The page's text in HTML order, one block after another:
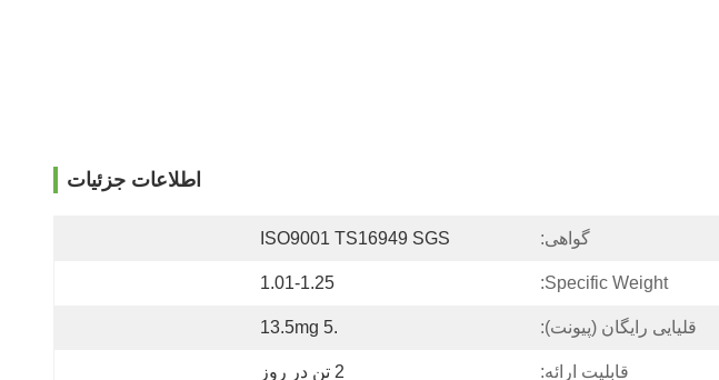
اطلاعات جزئیات
گواهی: ISO9001 TS16949 SGS
Specific Weight:
1.01-1.25
قلیایی رایگان (پیونت): .5 13.5mg
قابلیت ارائه: 2 تن در روز